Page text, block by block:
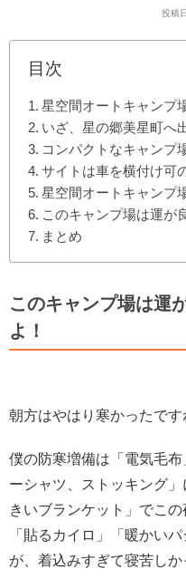
投稿
目次
星空間オートキャンプ
いざ、星の郷美星町へ
コンパクトなキャンプ
サイトは車を横付け可
星空間オートキャンプ
このキャンプ場は運が
まとめ
このキャンプ場は運
よ！
朝方はやはり寒かったです
僕の防寒増備は「電気毛
ーシャツ、ストッキング
きいブランケット」でこ
「貼るカイロ」「暖かい
が、着込みすぎて寝苦しか